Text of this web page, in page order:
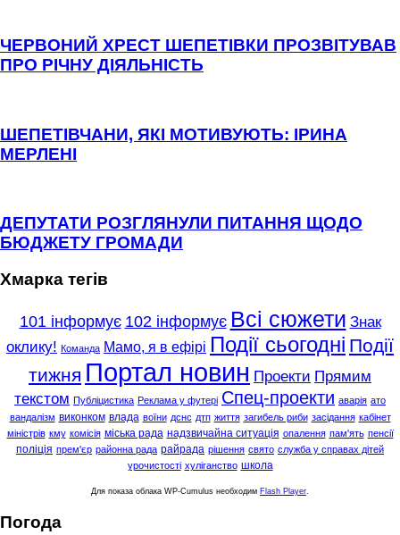
ЧЕРВОНИЙ ХРЕСТ ШЕПЕТІВКИ ПРОЗВІТУВАВ
ПРО РІЧНУ ДІЯЛЬНІСТЬ
ШЕПЕТІВЧАНИ, ЯКІ МОТИВУЮТЬ: ІРИНА
МЕРЛЕНІ
ДЕПУТАТИ РОЗГЛЯНУЛИ ПИТАННЯ ЩОДО
БЮДЖЕТУ ГРОМАДИ
Хмарка тегів
101 інформує 102 інформує Всі сюжети Знак
оклику! Команда Мамо, я в ефірі Події сьогодні Події
тижня Портал новин Проекти Прямим
текстом Публіцистика Реклама у футері Спец-проекти аварія ато
вандалізм виконком влада воїни дснс дтп життя загибель риби засідання кабінет
міністрів кму комісія міська рада надзвичайна ситуація опалення пам'ять пенсії
поліція прем'єр районна рада райрада рішення свято служба у справах дітей
урочистості хуліганство школа
Для показа облака WP-Cumulus необходим Flash Player
Погода